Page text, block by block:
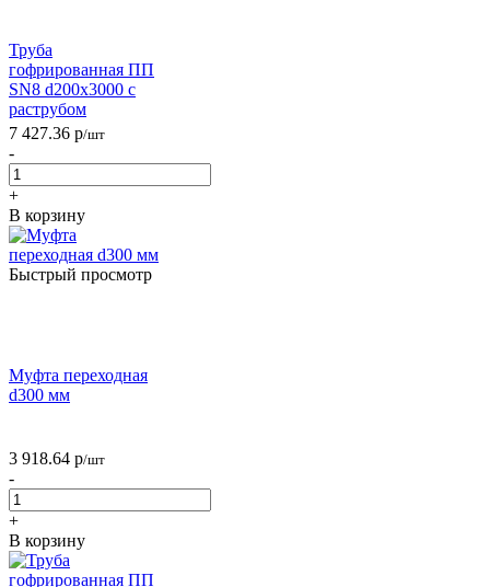
Труба
гофрированная ПП
SN8 d200х3000 с
раструбом
7 427.36 р/шт
-
+
В корзину
Быстрый просмотр
Муфта переходная
d300 мм
3 918.64 р/шт
-
+
В корзину